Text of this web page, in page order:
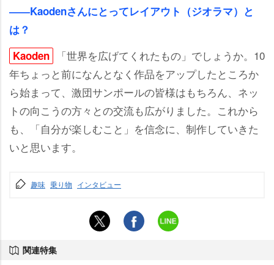
――Kaodenさんにとってレイアウト（ジオラマ）と
は？
Kaoden
「世界を広げてくれたもの」でしょうか。10
年ちょっと前になんとなく作品をアップしたところか
ら始まって、激団サンポールの皆様はもちろん、ネッ
トの向こうの方々との交流も広がりました。これから
も、「自分が楽しむこと」を信念に、制作していきた
いと思います。
趣味 乗り物 インタビュー
関連特集